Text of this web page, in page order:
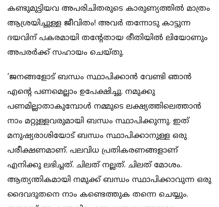
കണ്ടുമുട്ടിയവ അപരിചിതരുടെ കാരുണ്യത്തില്‍ മാത്രം
ആശ്രയിച്ചുള്ള ജീവിതം! അവര്‍ തന്നോടു കാട്ടുന്ന
ദയവിന് പകരമായി തന്റേതായ രീതിയില്‍ ലിയോണും
അപരര്‍ക്ക് സഹായം ചെയ്തു.
‘ജനങ്ങളോട് ബന്ധം സ്ഥാപിക്കാന്‍ വേണ്ടി ഞാന്‍
എന്റെ പണമെല്ലാം ഉപേക്ഷിച്ചു. നമുക്കു
പണമില്ലാതാകുമ്പോള്‍ നമ്മുടെ ലക്ഷ്യത്തിലെത്താന്‍
നാം മറ്റുള്ളവരുമായി ബന്ധം സ്ഥാപിക്കുന്നു. ഇത്
മനുഷ്യരാശിയോട് ബന്ധം സ്ഥാപിക്കാനുള്ള ഒരു
പരീക്ഷണമാണ്. പലവിധ പ്രതികരണങ്ങളാണ്
എനിക്കു ലഭിച്ചത്. ചിലത് നല്ലത്. ചിലത് മോശം.
ആത്യന്തികമായി നമുക്ക് ബന്ധം സ്ഥാപിക്കാവുന്ന ഒരു
ദൈവദുതനെ നാം കണ്ടെത്തുക തന്നെ ചെയ്യും.